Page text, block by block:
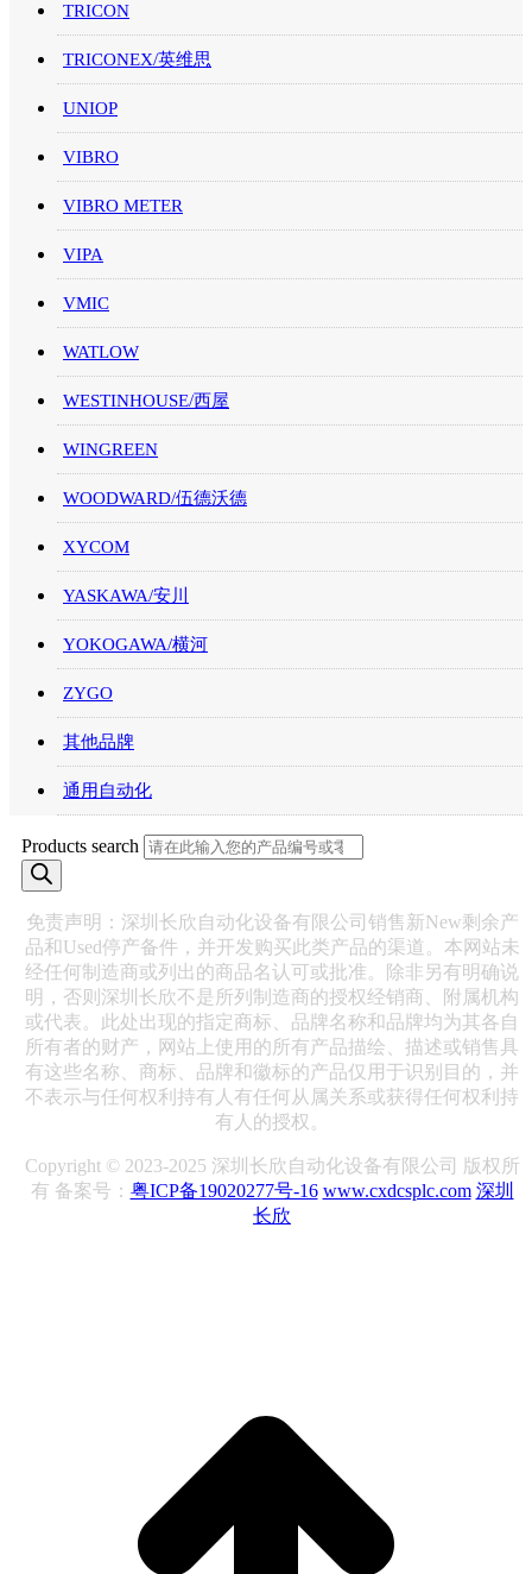
TRICON
TRICONEX/英维思
UNIOP
VIBRO
VIBRO METER
VIPA
VMIC
WATLOW
WESTINHOUSE/西屋
WINGREEN
WOODWARD/伍德沃德
XYCOM
YASKAWA/安川
YOKOGAWA/横河
ZYGO
其他品牌
通用自动化
Products search
免责声明：深圳长欣自动化设备有限公司销售新New剩余产
品和Used停产备件，并开发购买此类产品的渠道。本网站未
经任何制造商或列出的商品名认可或批准。除非另有明确说
明，否则深圳长欣不是所列制造商的授权经销商、附属机构
或代表。此处出现的指定商标、品牌名称和品牌均为其各自
所有者的财产，网站上使用的所有产品描绘、描述或销售具
有这些名称、商标、品牌和徽标的产品仅用于识别目的，并
不表示与任何权利持有人有任何从属关系或获得任何权利持
有人的授权。
Copyright © 2023-2025 深圳长欣自动化设备有限公司 版权所
有 备案号： 粤ICP备19020277号-16 www.cxdcsplc.com 深圳
长欣